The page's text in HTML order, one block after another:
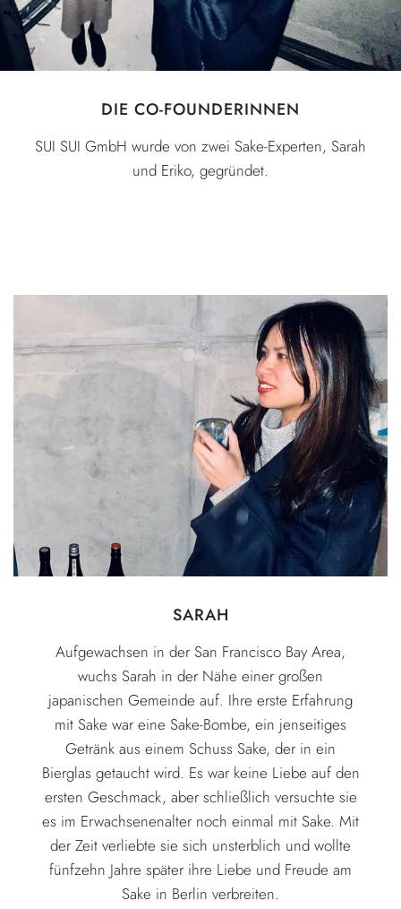
DIE CO-FOUNDERINNEN
SUI SUI GmbH wurde von zwei Sake-Experten, Sarah
und Eriko, gegründet.
SARAH
Aufgewachsen in der San Francisco Bay Area,
wuchs Sarah in der Nähe einer großen
japanischen Gemeinde auf. Ihre erste Erfahrung
mit Sake war eine Sake-Bombe, ein jenseitiges
Getränk aus einem Schuss Sake, der in ein
Bierglas getaucht wird. Es war keine Liebe auf den
ersten Geschmack, aber schließlich versuchte sie
es im Erwachsenenalter noch einmal mit Sake. Mit
der Zeit verliebte sie sich unsterblich und wollte
fünfzehn Jahre später ihre Liebe und Freude am
Sake in Berlin verbreiten.